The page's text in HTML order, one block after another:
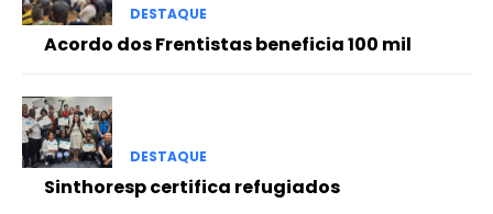
DESTAQUE
Acordo dos Frentistas beneficia 100 mil
DESTAQUE
Sinthoresp certifica refugiados